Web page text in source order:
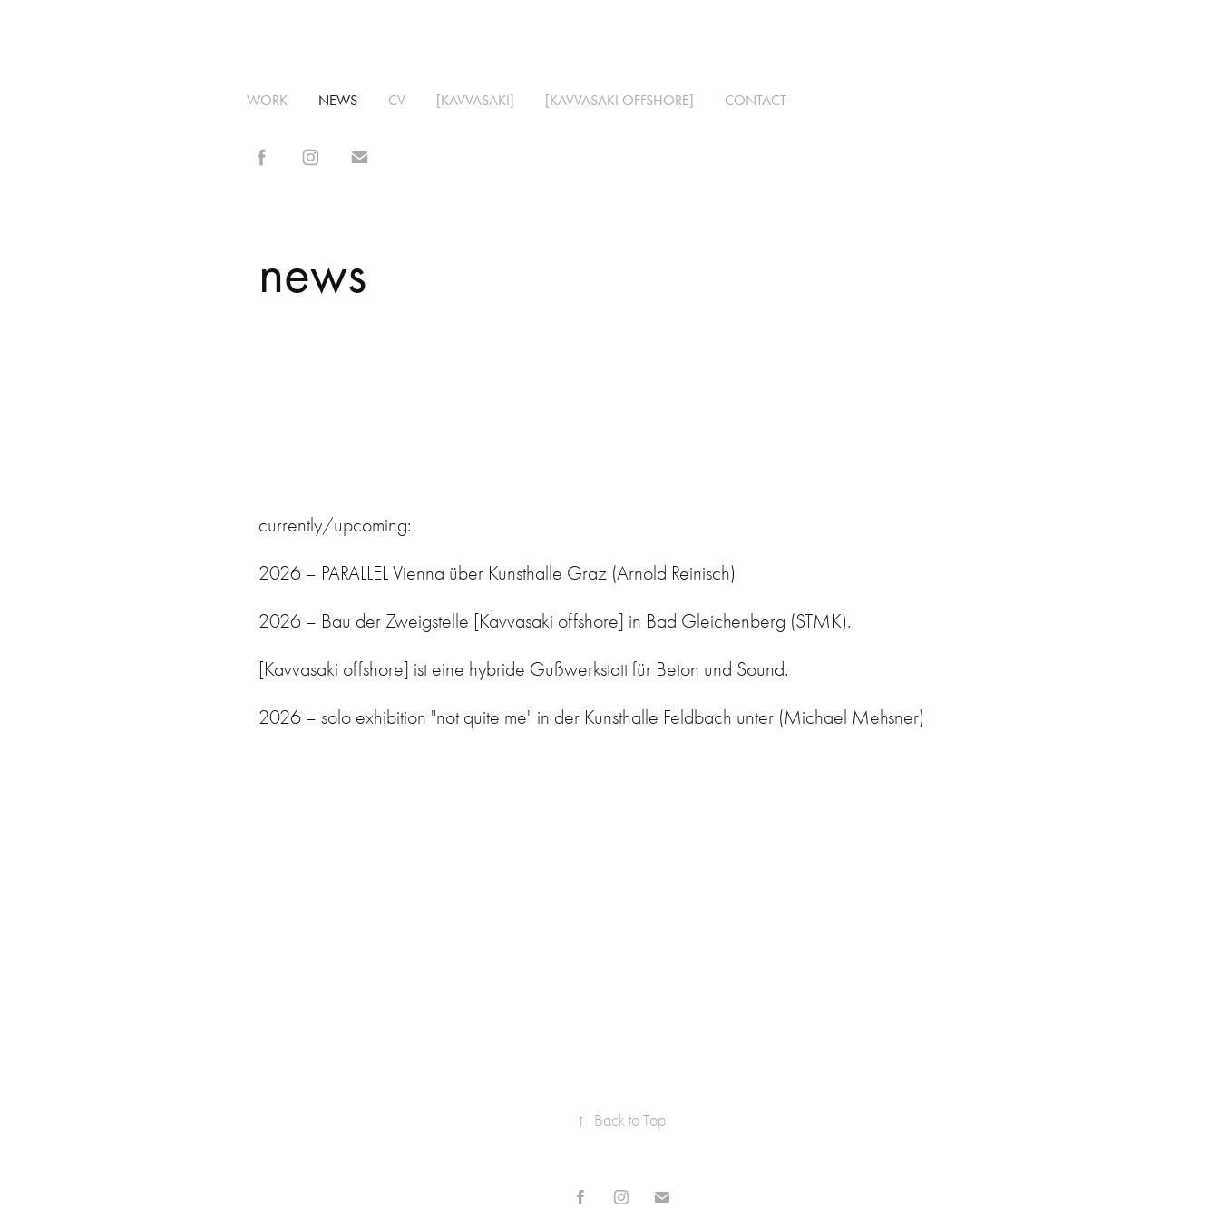
WORK NEWS CV [KAVVASAKI] [KAVVASAKI OFFSHORE] CONTACT
news
currently/upcoming:
2026 – PARALLEL Vienna über Kunsthalle Graz (Arnold Reinisch)
2026 – Bau der Zweigstelle [Kavvasaki offshore] in Bad Gleichenberg (STMK).
[Kavvasaki offshore] ist eine hybride Gußwerkstatt für Beton und Sound.
2026 – solo exhibition "not quite me" in der Kunsthalle Feldbach unter (Michael Mehsner)
↑ Back to Top